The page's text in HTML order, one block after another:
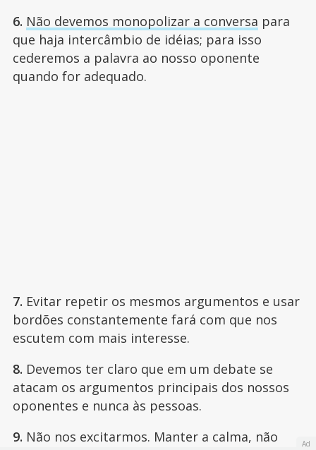
6. Não devemos monopolizar a conversa para
que haja intercâmbio de idéias; para isso
cederemos a palavra ao nosso oponente
quando for adequado.
7. Evitar repetir os mesmos argumentos e usar
bordões constantemente fará com que nos
escutem com mais interesse.
8. Devemos ter claro que em um debate se
atacam os argumentos principais dos nossos
oponentes e nunca às pessoas.
9. Não nos excitarmos. Manter a calma, não
Ad